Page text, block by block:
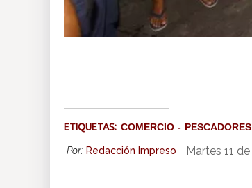
ETIQUETAS: COMERCIO PESCADORES
Por: Redacción Impreso - Martes 11